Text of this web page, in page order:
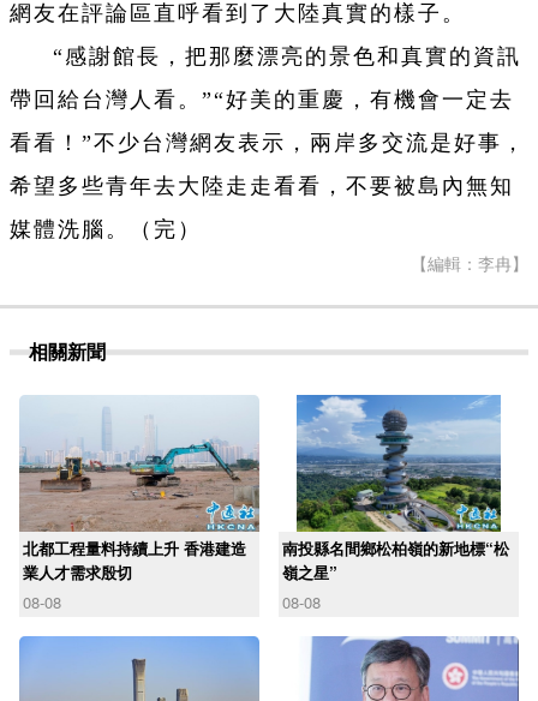
網友在評論區直呼看到了大陸真實的樣子。
“感謝館長，把那麼漂亮的景色和真實的資訊
帶回給台灣人看。”“好美的重慶，有機會一定去
看看！”不少台灣網友表示，兩岸多交流是好事，
希望多些青年去大陸走走看看，不要被島內無知
媒體洗腦。（完）
【編輯：李冉】
相關新聞
北都工程量料持續上升 香港建造
業人才需求殷切
08-08
南投縣名間鄉松柏嶺的新地標“松
嶺之星”
08-08